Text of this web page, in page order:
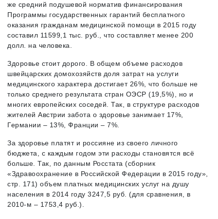
же средний подушевой норматив финансирования
Программы государственных гарантий бесплатного
оказания гражданам медицинской помощи в 2015 году
составил 11599,1 тыс. руб., что составляет менее 200
долл. на человека.
Здоровье стоит дорого. В общем объеме расходов
швейцарских домохозяйств доля затрат на услуги
медицинского характера достигает 26%, что больше не
только среднего результата стран ОЭСР (19,5%), но и
многих европейских соседей. Так, в структуре расходов
жителей Австрии забота о здоровье занимает 17%,
Германии – 13%, Франции – 7%.
За здоровье платят и россияне из своего личного
бюджета, с каждым годом эти расходы становятся всё
больше. Так, по данным Росстата (сборник
«Здравоохранение в Российской Федерации в 2015 году»,
стр. 171) объем платных медицинских услуг на душу
населения в 2014 году 3247,5 руб. (для сравнения, в
2010-м – 1753,4 руб.).